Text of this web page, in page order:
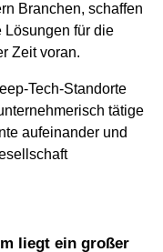
Branchen, schaffen
Lösungen für die
Zeit voran.
Tech-Standorte
tätige
aufeinander und